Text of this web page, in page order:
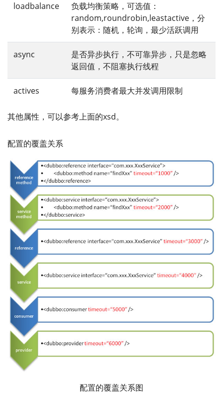
loadbalance
负载均衡策略，可选值：
random,roundrobin,leastactive，分
别表示：随机，轮询，最少活跃调用
async
是否异步执行，不可靠异步，只是忽略
返回值，不阻塞执行线程
actives 每服务消费者最大并发调用限制
其他属性，可以参考上面的xsd。
配置的覆盖关系
配置的覆盖关系图